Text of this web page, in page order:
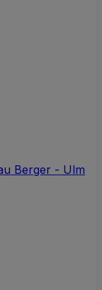
Berger - Ulm